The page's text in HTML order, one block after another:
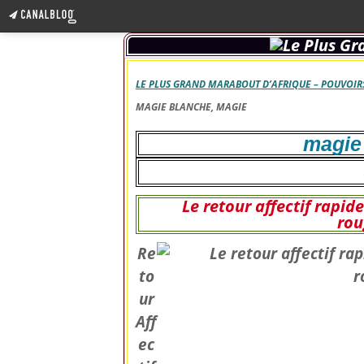
LE PLUS GRAND MARABOUT D’AFRIQUE –
MAGIE BLANCHE, MAGIE
Le retour affectif
Re
to
ur
Aff
ec